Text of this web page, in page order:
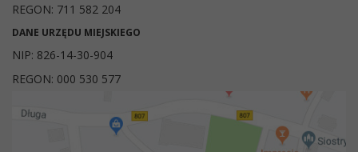
REGON: 711 582 204
DANE URZĘDU MIEJSKIEGO
NIP: 826-14-30-904
REGON: 000 530 577